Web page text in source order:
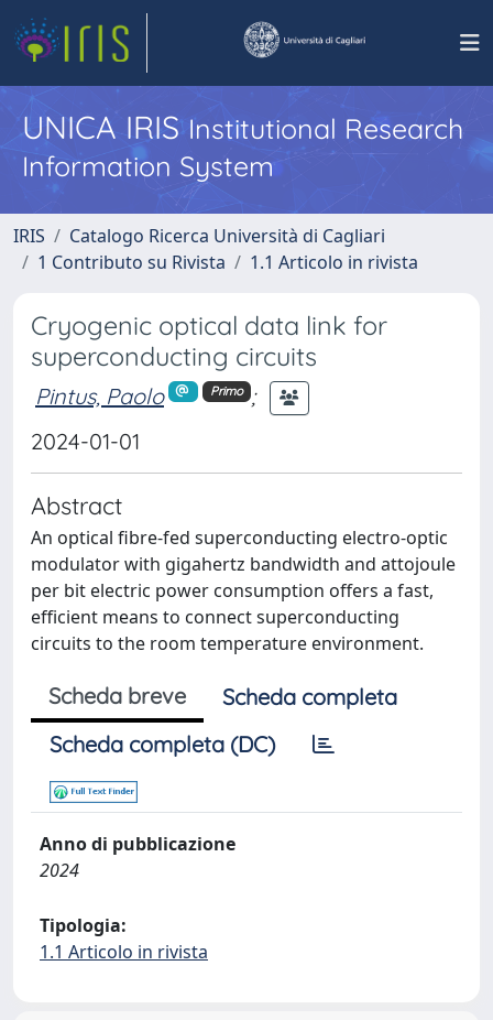
UNICA IRISInstitutional Research
Information System
IRIS
Catalogo Ricerca Università di Cagliari
1 Contributo su Rivista
1.1 Articolo in rivista
Cryogenic optical data link for
superconducting circuits
Pintus, Paolo Primo
;
2024-01-01
Abstract
An optical fibre-fed superconducting electro-optic
modulator with gigahertz bandwidth and attojoule
per bit electric power consumption offers a fast,
efficient means to connect superconducting
circuits to the room temperature environment.
Scheda breve
Scheda completa
Scheda completa (DC)
Anno di pubblicazione
2024
Tipologia:
1.1 Articolo in rivista